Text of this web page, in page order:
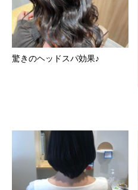
驚きのヘッドスパ効果♪